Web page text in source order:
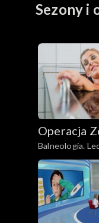
Sezony i
Operacja
Balneologia.
uzdrowiskowe